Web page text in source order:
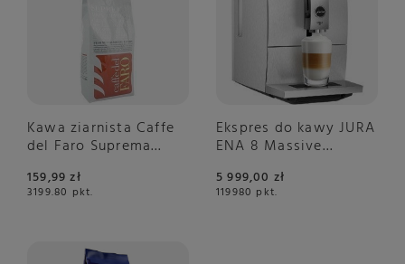
Kawa ziarnista Caffe
del Faro Suprema
159,99 zł
3199.80 pkt.
Ekspres do kawy JURA
ENA 8 Massive
NIEDOSTĘPNY
5 999,00 zł
119980 pkt.